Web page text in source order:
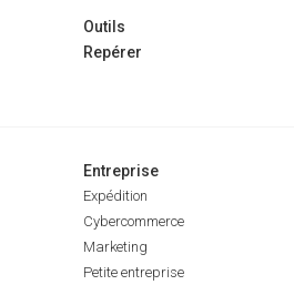
Outils
Repérer
Entreprise
Expédition
Cybercommerce
Marketing
Petite entreprise